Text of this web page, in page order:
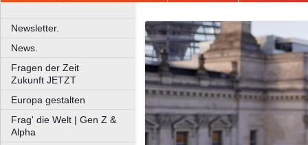
Newsletter.
News.
Fragen der Zeit
Zukunft JETZT
Europa gestalten
Frag' die Welt | Gen Z &
Alpha